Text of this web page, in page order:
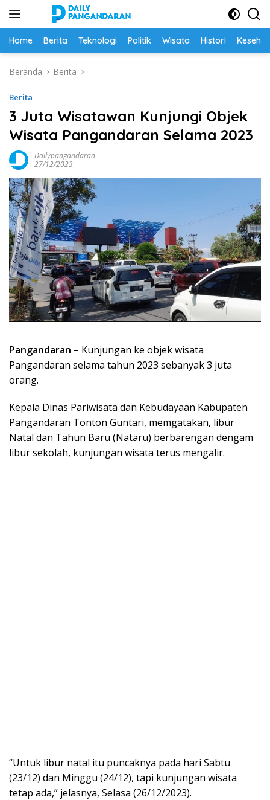
Home Berita Teknologi Politik Wisata Histori
Beranda Berita
Berita
3 Juta Wisatawan Kunjungi Objek
Wisata Pangandaran Selama 2023
Dailypangandaran
27/12/2023
Pangandaran – Kunjungan ke objek wisata
Pangandaran selama tahun 2023 sebanyak 3 juta
orang.
Kepala Dinas Pariwisata dan Kebudayaan Kabupaten
Pangandaran Tonton Guntari, memgatakan, libur
Natal dan Tahun Baru (Nataru) berbarengan dengam
libur sekolah, kunjungan wisata terus mengalir.
“Untuk libur natal itu puncaknya pada hari Sabtu
(23/12) dan Minggu (24/12), tapi kunjungan wisata
tetap ada,” jelasnya, Selasa (26/12/2023).